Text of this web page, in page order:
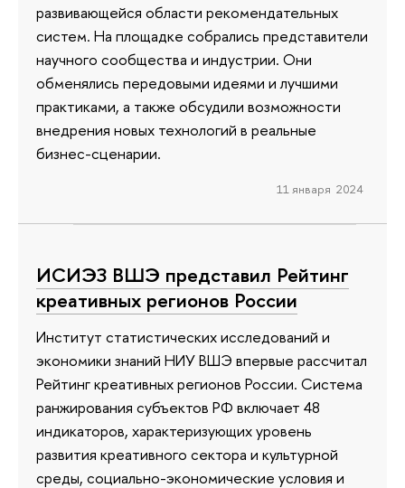
развивающейся области рекомендательных
систем. На площадке собрались представители
научного сообщества и индустрии. Они
обменялись передовыми идеями и лучшими
практиками, а также обсудили возможности
внедрения новых технологий в реальные
бизнес-сценарии.
11 января 2024
ИСИЭЗ ВШЭ представил Рейтинг
креативных регионов России
Институт статистических исследований и
экономики знаний НИУ ВШЭ впервые рассчитал
Рейтинг креативных регионов России. Система
ранжирования субъектов РФ включает 48
индикаторов, характеризующих уровень
развития креативного сектора и культурной
среды, социально-экономические условия и